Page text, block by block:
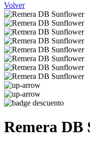
Volver
Remera DB